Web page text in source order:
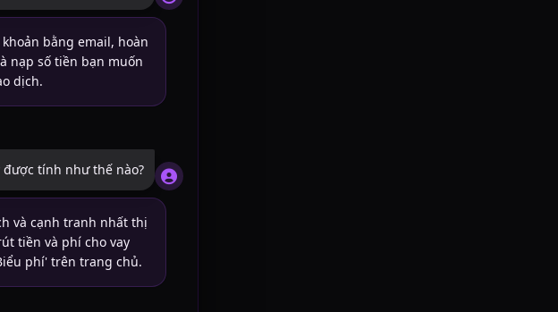
bằng email, hoàn
nạp số tiền bạn muốn
dịch.
tính như thế nào?
và cạnh tranh nhất thị
tiền và phí cho vay
phí' trên trang chủ.